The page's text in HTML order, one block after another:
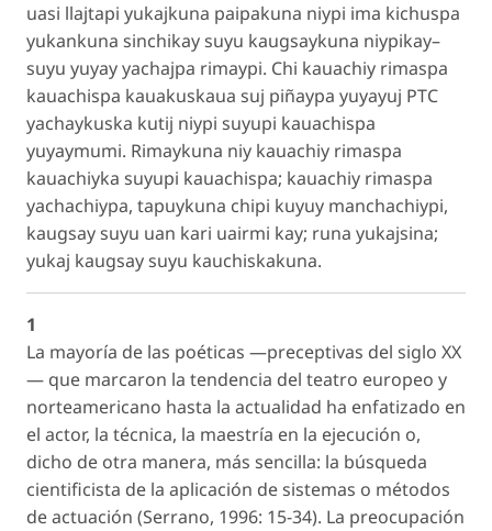
uasi llajtapi yukajkuna paipakuna niypi ima kichuspa
yukankuna sinchikay suyu kaugsaykuna niypikay–
suyu yuyay yachajpa rimaypi. Chi kauachiy rimaspa
kauachispa kauakuskaua suj piñaypa yuyayuj PTC
yachaykuska kutij niypi suyupi kauachispa
yuyaymumi. Rimaykuna niy kauachiy rimaspa
kauachiyka suyupi kauachispa; kauachiy rimaspa
yachachiypa, tapuykuna chipi kuyuy manchachiypi,
kaugsay suyu uan kari uairmi kay; runa yukajsina;
yukaj kaugsay suyu kauchiskakuna.
1
La mayoría de las poéticas —preceptivas del siglo XX
— que marcaron la tendencia del teatro europeo y
norteamericano hasta la actualidad ha enfatizado en
el actor, la técnica, la maestría en la ejecución o,
dicho de otra manera, más sencilla: la búsqueda
cientificista de la aplicación de sistemas o métodos
de actuación (Serrano, 1996: 15-34). La preocupación